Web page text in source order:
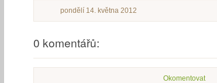
pondělí 14. května 2012
0 komentářů:
Okomentovat